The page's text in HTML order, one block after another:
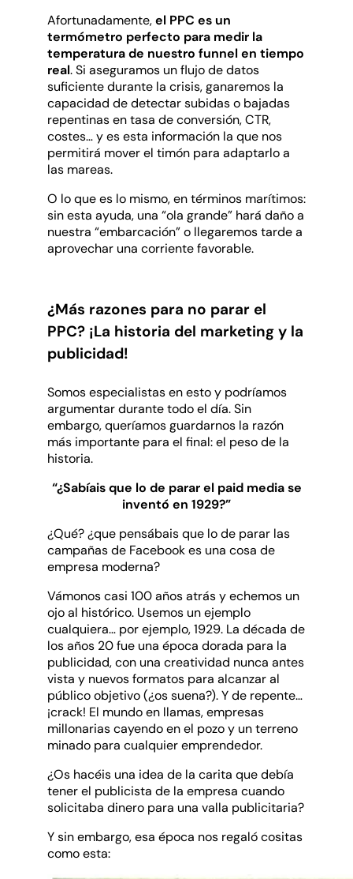
Afortunadamente,el PPC es un
termómetro perfecto para medir la
temperatura de nuestro funnel en tiempo
real. Si aseguramos un flujo de datos
suficiente durante la crisis, ganaremos la
capacidad de detectar subidas o bajadas
repentinas en tasa de conversión, CTR,
costes… y es esta información la que nos
permitirá mover el timón para adaptarlo a
las mareas.
O lo que es lo mismo, en términos marítimos:
sin esta ayuda, una “ola grande” hará daño a
nuestra “embarcación” o llegaremos tarde a
aprovechar una corriente favorable.
¿Más razones para no parar el
PPC? ¡La historia del marketing y la
publicidad!
Somos especialistas en esto y podríamos
argumentar durante todo el día. Sin
embargo, queríamos guardarnos la razón
más importante para el final: el peso de la
historia.
“¿Sabíais que lo de parar el paid media se
inventó en 1929?”
¿Qué? ¿que pensábais que lo de parar las
campañas de Facebook es una cosa de
empresa moderna?
Vámonos casi 100 años atrás y echemos un
ojo al histórico. Usemos un ejemplo
cualquiera… por ejemplo, 1929. La década de
los años 20 fue una época dorada para la
publicidad, con una creatividad nunca antes
vista y nuevos formatos para alcanzar al
público objetivo (¿os suena?). Y de repente…
¡crack! El mundo en llamas, empresas
millonarias cayendo en el pozo y un terreno
minado para cualquier emprendedor.
¿Os hacéis una idea de la carita que debía
tener el publicista de la empresa cuando
solicitaba dinero para una valla publicitaria?
Y sin embargo, esa época nos regaló cositas
como esta: